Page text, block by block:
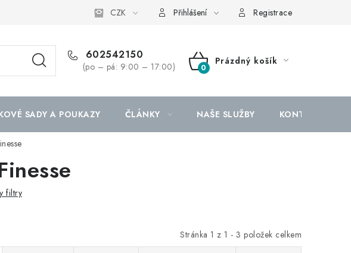
CZK Přihlášení Registrace
602542150
(po – pá: 9:00 – 17:00)
NÁKUPNÍ
Prázdný košík
SADY A POUKAZY ČLÁNKY NAŠE SLUŽBY KONTAKTY
filtry
Stránka 1 z 1 - 3 položek celkem